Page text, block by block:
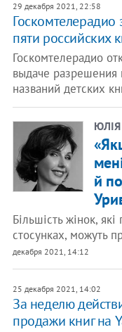
29 декабря 2021, 22:58
Госкомтелерадио
пяти российских
Госкомтелерадио
выдаче разрешения
названий детских
й
Більшість жінок,
стосунках, можуть
декабря 2021, 14:12
25 декабря 2021, 14:02
За неделю
продажи книг на